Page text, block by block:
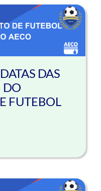
DAS
DO
FUTEBOL